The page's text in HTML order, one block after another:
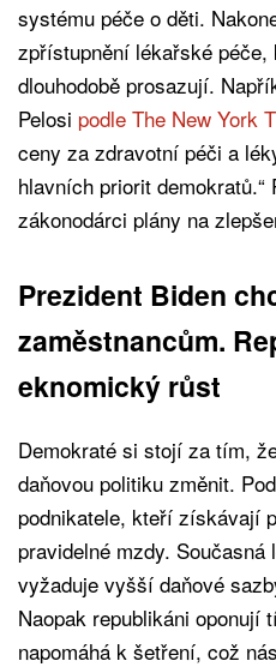
systému péče o děti.
zpřístupnění lékařské
dlouhodobě prosazují.
Pelosi podle The New York
ceny za zdravotní péči a
hlavních priorit
zákonodárci plány na
Prezident Biden
zaměstnancům.
eknomický růst
Demokraté si stojí za tím,
daňovou politiku změnit.
podnikatele, kteří získávají
pravidelné mzdy.
vyžaduje vyšší daňové
Naopak republikáni oponují
napomáhá k šetření, což